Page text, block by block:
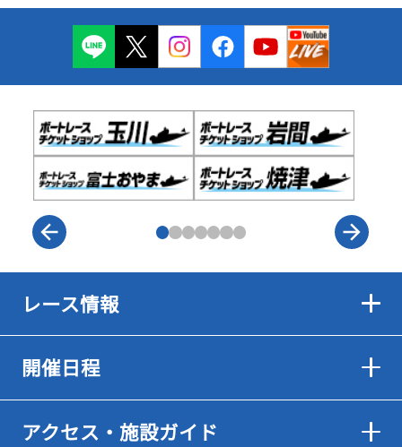
レース情報
開催日程
アクセス・施設ガイド